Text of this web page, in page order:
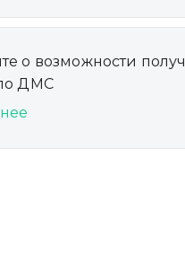
о возможности
ДМС